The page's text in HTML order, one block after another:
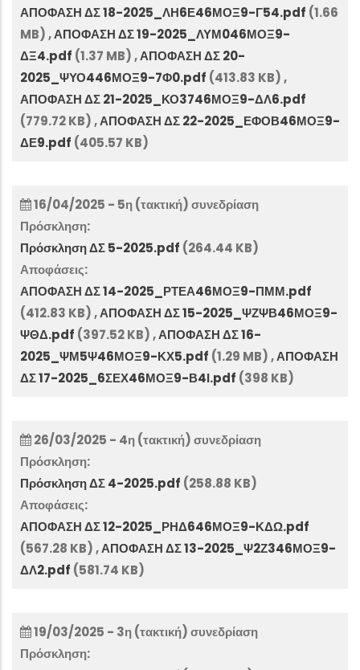
ΑΠΟΦΑΣΗ ΔΣ 18-2025_ΛΗ6Ε46ΜΟΞ9-Γ54.pdf (1.66
MB) ,ΑΠΟΦΑΣΗ ΔΣ 19-2025_ΛΥΜ046ΜΟΞ9-
ΔΞ4.pdf (1.37 MB) ,ΑΠΟΦΑΣΗ ΔΣ 20-
2025_ΨΥΟ446ΜΟΞ9-7Φ0.pdf (413.83 KB) ,
ΑΠΟΦΑΣΗ ΔΣ 21-2025_ΚΟ3746ΜΟΞ9-ΔΛ6.pdf
(779.72 KB) ,ΑΠΟΦΑΣΗ ΔΣ 22-2025_ΕΦΟΒ46ΜΟΞ9-
ΔΕ9.pdf (405.57 KB)
16/04/2025 - 5η (τακτική) συνεδρίαση
Πρόσκληση:
Πρόσκληση ΔΣ 5-2025.pdf (264.44 KB)
Αποφάσεις:
ΑΠΟΦΑΣΗ ΔΣ 14-2025_ΡΤΕΑ46ΜΟΞ9-ΠΜΜ.pdf
(412.83 KB) ,ΑΠΟΦΑΣΗ ΔΣ 15-2025_ΨΖΨΒ46ΜΟΞ9-
ΨΘΔ.pdf (397.52 KB) ,ΑΠΟΦΑΣΗ ΔΣ 16-
2025_ΨΜ5Ψ46ΜΟΞ9-ΚΧ5.pdf (1.29 MB) ,ΑΠΟΦΑΣΗ
ΔΣ 17-2025_6ΣΕΧ46ΜΟΞ9-Β4Ι.pdf (398 KB)
26/03/2025 - 4η (τακτική) συνεδρίαση
Πρόσκληση:
Πρόσκληση ΔΣ 4-2025.pdf (258.88 KB)
Αποφάσεις:
ΑΠΟΦΑΣΗ ΔΣ 12-2025_ΡΗΔ646ΜΟΞ9-ΚΔΩ.pdf
(567.28 KB) ,ΑΠΟΦΑΣΗ ΔΣ 13-2025_Ψ2Ζ346ΜΟΞ9-
ΔΛ2.pdf (581.74 KB)
19/03/2025 - 3η (τακτική) συνεδρίαση
Πρόσκληση: